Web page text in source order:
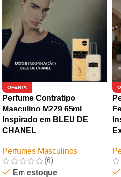
OFERTA
Perfume Contratipo
Masculino M229 65ml
Inspirado em BLEU DE
CHANEL
Perfumes Masculinos
(6)
Em estoque